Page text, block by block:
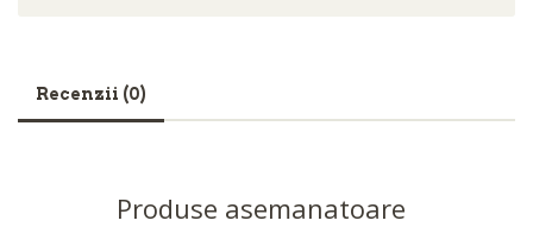
Recenzii (0)
Produse asemanatoare